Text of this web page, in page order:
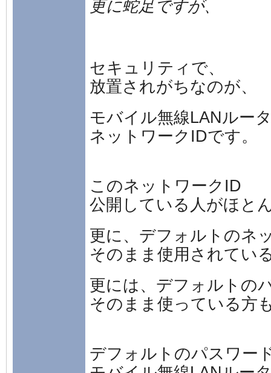
更に蛇足ですが、
セキュリティで、
放置されがちなのが、
モバイル無線LANルー
ネットワークIDです。
このネットワークID
公開している人がほと
更に、デフォルトのネ
そのまま使用されてい
更には、デフォルトの
そのまま使っている方
デフォルトのパスワー